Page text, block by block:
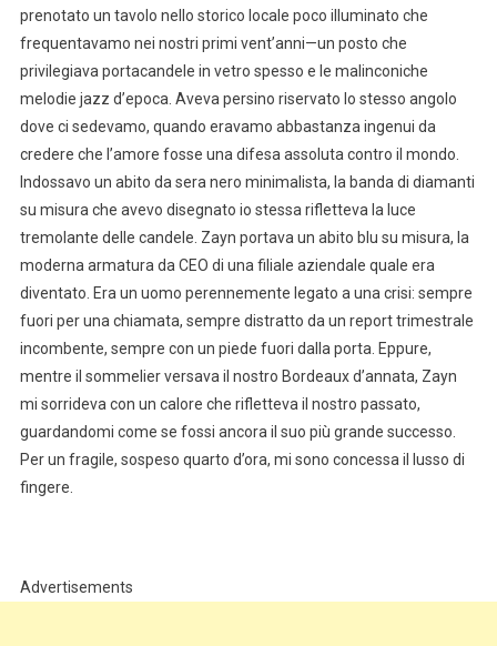
prenotato un tavolo nello storico locale poco illuminato che
frequentavamo nei nostri primi vent’anni—un posto che
privilegiava portacandele in vetro spesso e le malinconiche
melodie jazz d’epoca. Aveva persino riservato lo stesso angolo
dove ci sedevamo, quando eravamo abbastanza ingenui da
credere che l’amore fosse una difesa assoluta contro il mondo.
Indossavo un abito da sera nero minimalista, la banda di diamanti
su misura che avevo disegnato io stessa rifletteva la luce
tremolante delle candele. Zayn portava un abito blu su misura, la
moderna armatura da CEO di una filiale aziendale quale era
diventato. Era un uomo perennemente legato a una crisi: sempre
fuori per una chiamata, sempre distratto da un report trimestrale
incombente, sempre con un piede fuori dalla porta. Eppure,
mentre il sommelier versava il nostro Bordeaux d’annata, Zayn
mi sorrideva con un calore che rifletteva il nostro passato,
guardandomi come se fossi ancora il suo più grande successo.
Per un fragile, sospeso quarto d’ora, mi sono concessa il lusso di
fingere.
Advertisements